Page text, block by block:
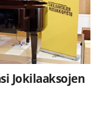
Jokilaaksojen